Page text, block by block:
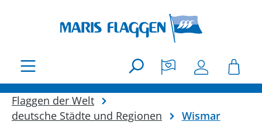
Flaggen der Welt
deutsche Städte und Regionen
Wismar